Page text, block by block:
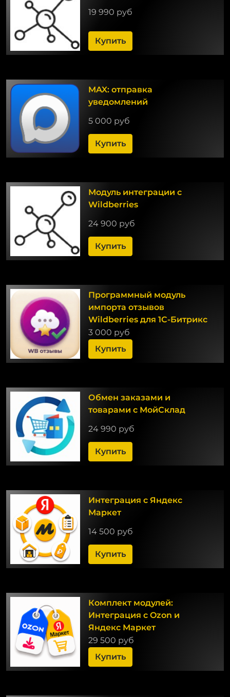
19 990 руб
Купить
MAX: отправка
уведомлений
5 000 руб
Купить
Модуль интеграции с
Wildberries
24 900 руб
Купить
Программный модуль
импорта отзывов
Wildberries для 1С-Битрикс
3 000 руб
Купить
Обмен заказами и
товарами с МойСклад
24 990 руб
Купить
Интеграция с Яндекс
Маркет
14 500 руб
Купить
Комплект модулей:
Интеграция с Ozon и
Яндекс Маркет
29 500 руб
Купить